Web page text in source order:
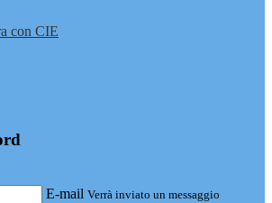
con CIE
E-mail Verrà inviato un messaggio